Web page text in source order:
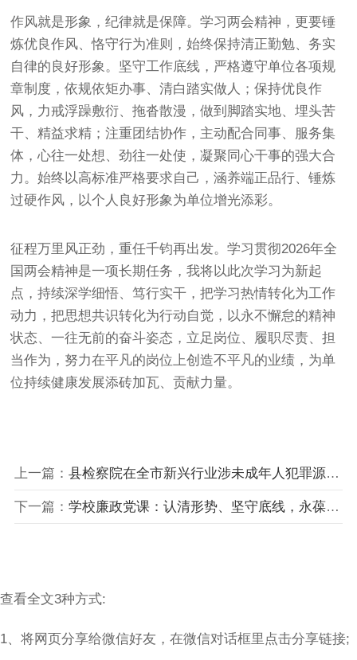
作风就是形象，纪律就是保障。学习两会精神，更要锤
炼优良作风、恪守行为准则，始终保持清正勤勉、务实
自律的良好形象。坚守工作底线，严格遵守单位各项规
章制度，依规依矩办事、清白踏实做人；保持优良作
风，力戒浮躁敷衍、拖沓散漫，做到脚踏实地、埋头苦
干、精益求精；注重团结协作，主动配合同事、服务集
体，心往一处想、劲往一处使，凝聚同心干事的强大合
力。始终以高标准严格要求自己，涵养端正品行、锤炼
过硬作风，以个人良好形象为单位增光添彩。
征程万里风正劲，重任千钧再出发。学习贯彻2026年全
国两会精神是一项长期任务，我将以此次学习为新起
点，持续深学细悟、笃行实干，把学习热情转化为工作
动力，把思想共识转化为行动自觉，以永不懈怠的精神
状态、一往无前的奋斗姿态，立足岗位、履职尽责、担
当作为，努力在平凡的岗位上创造不平凡的业绩，为单
位持续健康发展添砖加瓦、贡献力量。
上一篇： 县检察院在全市新兴行业涉未成年人犯罪源头治理工作交流座谈会上的发言
下一篇： 学校廉政党课：认清形势、坚守底线，永葆清正廉洁政治本色
查看全文3种方式:
1、将网页分享给微信好友，在微信对话框里点击分享链接;